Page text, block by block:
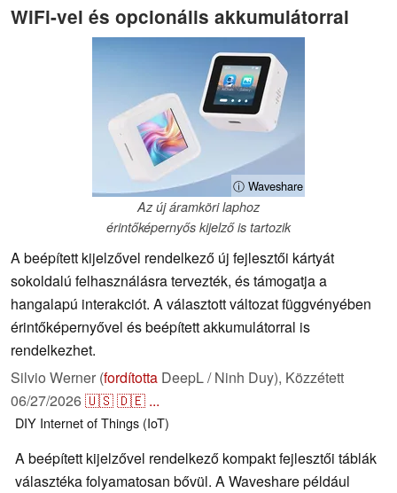
WiFi-vel és opcionális akkumulátorral
ⓘ Waveshare
Az új áramköri laphoz
érintőképernyős kijelző is tartozik
A beépített kijelzővel rendelkező új fejlesztői kártyát
sokoldalú felhasználásra tervezték, és támogatja a
hangalapú interakciót. A választott változat függvényében
érintőképernyővel és beépített akkumulátorral is
rendelkezhet.
Silvio Werner (fordította DeepL / Ninh Duy), Közzétett
06/27/2026🇺🇸🇩🇪 ...
DIY Internet of Things (IoT)
A beépített kijelzővel rendelkező kompakt fejlesztői táblák
választéka folyamatosan bővül. A Waveshare például